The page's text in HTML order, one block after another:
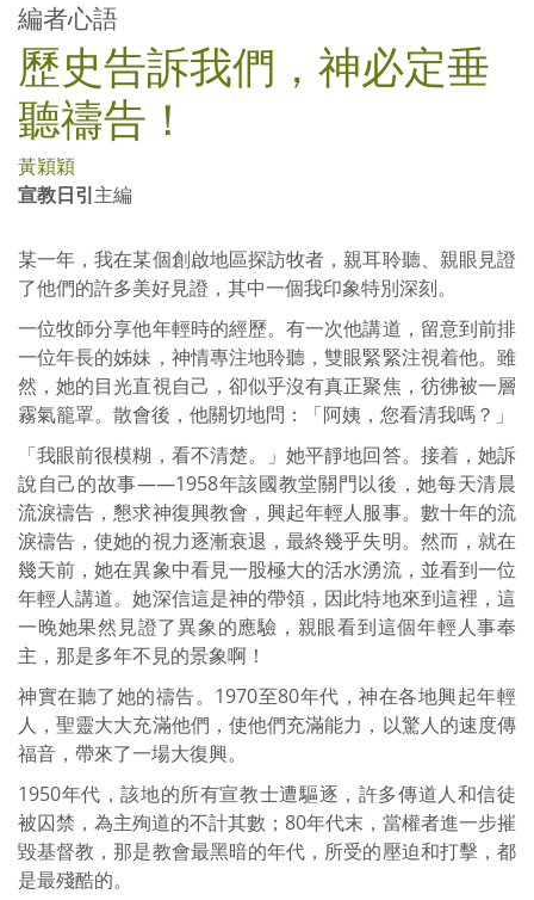
編者心語
歷史告訴我們，神必定垂
聽禱告！
黃穎穎
宣教日引主編
某一年，我在某個創啟地區探訪牧者，親耳聆聽、親眼見證
了他們的許多美好見證，其中一個我印象特別深刻。
一位牧師分享他年輕時的經歷。有一次他講道，留意到前排
一位年長的姊妹，神情專注地聆聽，雙眼緊緊注視着他。雖
然，她的目光直視自己，卻似乎沒有真正聚焦，彷彿被一層
霧氣籠罩。散會後，他關切地問：「阿姨，您看清我嗎？」
「我眼前很模糊，看不清楚。」她平靜地回答。接着，她訴
說自己的故事——1958年該國教堂關門以後，她每天清晨
流淚禱告，懇求神復興教會，興起年輕人服事。數十年的流
淚禱告，使她的視力逐漸衰退，最終幾乎失明。然而，就在
幾天前，她在異象中看見一股極大的活水湧流，並看到一位
年輕人講道。她深信這是神的帶領，因此特地來到這裡，這
一晚她果然見證了異象的應驗，親眼看到這個年輕人事奉
主，那是多年不見的景象啊！
神實在聽了她的禱告。1970至80年代，神在各地興起年輕
人，聖靈大大充滿他們，使他們充滿能力，以驚人的速度傳
福音，帶來了一場大復興。
1950年代，該地的所有宣教士遭驅逐，許多傳道人和信徒
被囚禁，為主殉道的不計其數；80年代末，當權者進一步摧
毀基督教，那是教會最黑暗的年代，所受的壓迫和打擊，都
是最殘酷的。